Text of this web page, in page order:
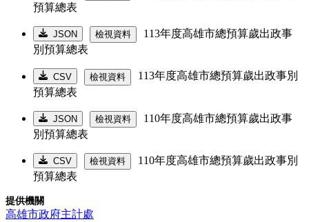
預算總表
JSON 檢視資料
113年度高雄市總預算歲出政事
別預算總表
CSV 檢視資料
113年度高雄市總預算歲出政事別
預算總表
JSON 檢視資料
110年度高雄市總預算歲出政事
別預算總表
CSV 檢視資料
110年度高雄市總預算歲出政事別
預算總表
提供機關
高雄市政府主計處